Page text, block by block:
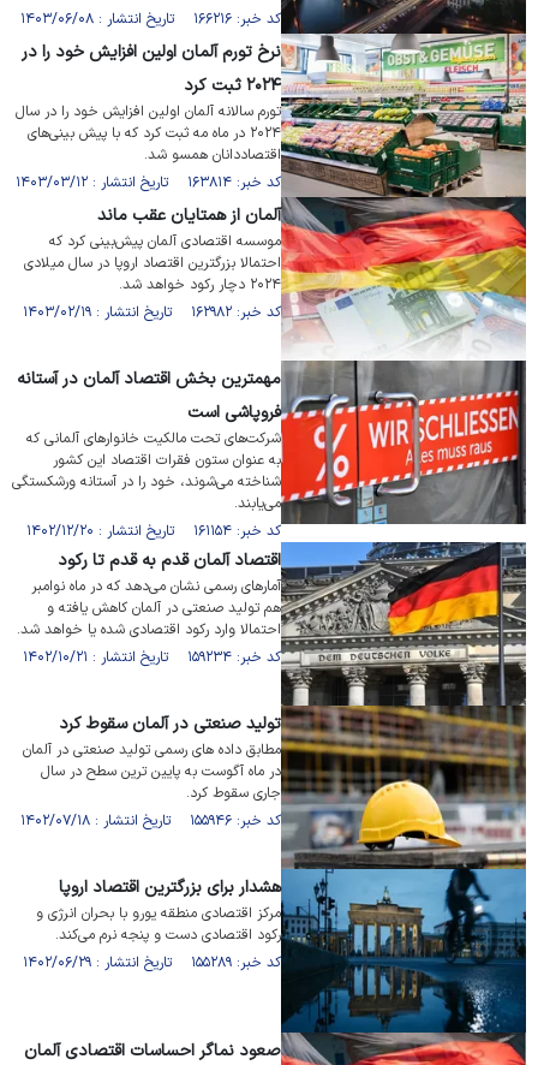
کد خبر: ۱۶۶۲۱۶ تاریخ انتشار : ۱۴۰۳/۰۶/۰۸
نرخ تورم آلمان اولین افزایش خود را در
۲۰۲۴ ثبت کرد
تورم سالانه آلمان اولین افزایش خود را در سال
۲۰۲۴ در ماه مه ثبت کرد که با پیش بینی‌های
اقتصاددانان همسو شد.
کد خبر: ۱۶۳۸۱۴ تاریخ انتشار : ۱۴۰۳/۰۳/۱۲
آلمان از همتایان عقب ماند
موسسه اقتصادی آلمان پیش‌بینی کرد که
احتمالا بزرگترین اقتصاد اروپا در سال میلادی
۲۰۲۴ دچار رکود خواهد شد.
کد خبر: ۱۶۲۹۸۲ تاریخ انتشار : ۱۴۰۳/۰۲/۱۹
مهمترین بخش اقتصاد آلمان در آستانه
فروپاشی است
شرکت‌های تحت مالکیت خانوار‌های آلمانی که
به عنوان ستون فقرات اقتصاد این کشور
شناخته می‌شوند، خود را در آستانه ورشکستگی
می‌یابند.
کد خبر: ۱۶۱۱۵۴ تاریخ انتشار : ۱۴۰۲/۱۲/۲۰
اقتصاد آلمان قدم به قدم تا رکود
آمارهای رسمی نشان می‌دهد که در ماه نوامبر
هم تولید صنعتی در آلمان کاهش یافته و
احتمالا وارد رکود اقتصادی شده یا خواهد شد.
کد خبر: ۱۵۹۲۳۴ تاریخ انتشار : ۱۴۰۲/۱۰/۲۱
تولید صنعتی در آلمان سقوط کرد
مطابق داده های رسمی تولید صنعتی در آلمان
در ماه آگوست به پایین ترین سطح در سال
جاری سقوط کرد.
کد خبر: ۱۵۵۹۴۶ تاریخ انتشار : ۱۴۰۲/۰۷/۱۸
هشدار برای بزرگترین اقتصاد اروپا
مرکز اقتصادی منطقه یورو با بحران انرژی و
رکود اقتصادی دست و پنجه نرم می‌کند.
کد خبر: ۱۵۵۲۸۹ تاریخ انتشار : ۱۴۰۲/۰۶/۲۹
صعود نماگر احساسات اقتصادی آلمان